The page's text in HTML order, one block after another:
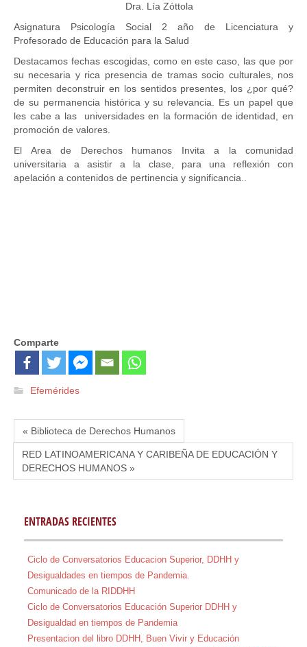
Dra. Lía Zóttola
Asignatura Psicología Social 2 año de Licenciatura y
Profesorado de Educación para la Salud
Destacamos fechas escogidas, como en este caso, las que por
su necesaria y rica presencia de tramas socio culturales, nos
permiten deconstruir en los sentidos presentes, los ¿por qué?
de su permanencia histórica y su relevancia. Es un papel que
les cabe a las universidades en la formación de identidad, en
promoción de valores.
El Area de Derechos humanos Invita a la comunidad
universitaria a asistir a la clase, para una reflexión con
apelación a contenidos de pertinencia y significancia..
Comparte
Efemérides
« Biblioteca de Derechos Humanos
RED LATINOAMERICANA Y CARIBEÑA DE EDUCACIÓN Y
DERECHOS HUMANOS »
ENTRADAS RECIENTES
Ciclo de Conversatorios Educacion Superior, DDHH y
Desigualdades en tiempos de Pandemia.
Comunicado de la RIDDHH
Ciclo de Conversatorios Educación Superior DDHH y
Desigualdad en tiempos de Pandemia
Presentacion del libro DDHH, Buen Vivir y Educación